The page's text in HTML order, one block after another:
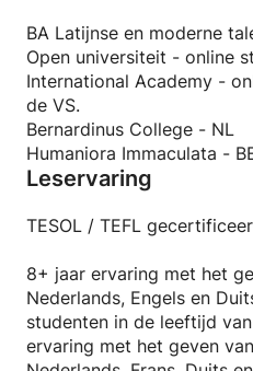
BA Latijnse en moderne
Open universiteit - online
International Academy -
de VS.
Bernardinus College - NL
Humaniora Immaculata -
Leservaring
TESOL / TEFL
8+ jaar ervaring met het
Nederlands, Engels en
studenten in de leeftijd
ervaring met het geven